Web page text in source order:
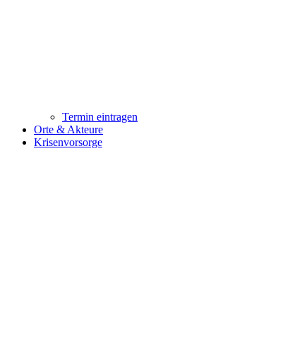
Termin eintragen
Orte & Akteure
Krisenvorsorge